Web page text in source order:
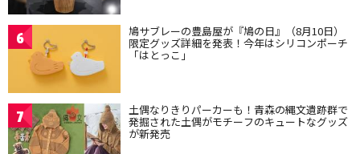
6 鳩サブレーの豊島屋が『鳩の日』（8月10日）
限定グッズ詳細を発表！今年はシリコンポーチ
「はとっこ」
7 土偶なりきりパーカーも！青森の縄文遺跡群で
発掘された土偶がモチーフのキュートなグッズ
が新発売